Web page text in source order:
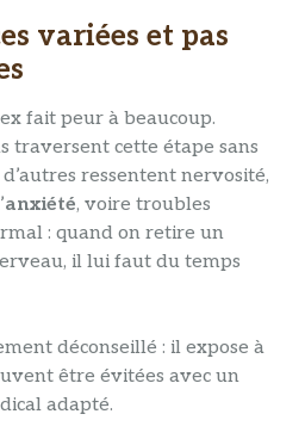
variées et pas
fait peur à beaucoup.
traversent cette étape sans
ressentent nervosité,
anxiété, voire troubles
: quand on retire un
il lui faut du temps
déconseillé : il expose à
être évitées avec un
adapté.